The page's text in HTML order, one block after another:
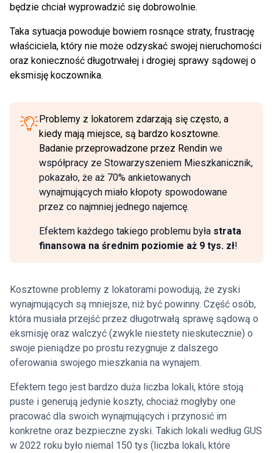
będzie chciał wyprowadzić się dobrowolnie.
Taka sytuacja powoduje bowiem rosnące straty, frustrację
właściciela, który nie może odzyskać swojej nieruchomości
oraz konieczność długotrwałej i drogiej sprawy sądowej o
eksmisję koczownika.
Problemy z lokatorem zdarzają się często, a
kiedy mają miejsce, są bardzo kosztowne.
Badanie przeprowadzone przez Rendin we
współpracy ze Stowarzyszeniem Mieszkanicznik,
pokazało, że aż 70% ankietowanych
wynajmujących miało kłopoty spowodowane
przez co najmniej jednego najemcę.
Efektem każdego takiego problemu była strata
finansowa na średnim poziomie aż 9 tys. zł!
Kosztowne problemy z lokatorami powodują, że zyski
wynajmujących są mniejsze, niż być powinny. Część osób,
która musiała przejść przez długotrwałą sprawę sądową o
eksmisję oraz walczyć (zwykle niestety nieskutecznie) o
swoje pieniądze po prostu rezygnuje z dalszego
oferowania swojego mieszkania na wynajem.
Efektem tego jest bardzo duża liczba lokali, które stoją
puste i generują jedynie koszty, chociaż mogłyby one
pracować dla swoich wynajmujących i przynosić im
konkretne oraz bezpieczne zyski. Takich lokali według GUS
w 2022 roku było niemal 150 tys (liczba lokali, które